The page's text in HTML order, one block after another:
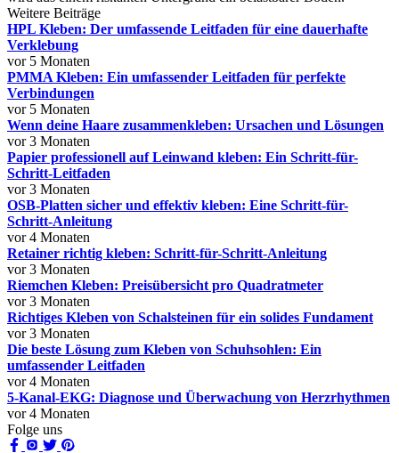
Weitere Beiträge
HPL Kleben: Der umfassende Leitfaden für eine dauerhafte
Verklebung
vor 5 Monaten
PMMA Kleben: Ein umfassender Leitfaden für perfekte
Verbindungen
vor 5 Monaten
Wenn deine Haare zusammenkleben: Ursachen und Lösungen
vor 3 Monaten
Papier professionell auf Leinwand kleben: Ein Schritt-für-
Schritt-Leitfaden
vor 3 Monaten
OSB-Platten sicher und effektiv kleben: Eine Schritt-für-
Schritt-Anleitung
vor 4 Monaten
Retainer richtig kleben: Schritt-für-Schritt-Anleitung
vor 3 Monaten
Riemchen Kleben: Preisübersicht pro Quadratmeter
vor 3 Monaten
Richtiges Kleben von Schalsteinen für ein solides Fundament
vor 3 Monaten
Die beste Lösung zum Kleben von Schuhsohlen: Ein
umfassender Leitfaden
vor 4 Monaten
5-Kanal-EKG: Diagnose und Überwachung von Herzrhythmen
vor 4 Monaten
Folge uns